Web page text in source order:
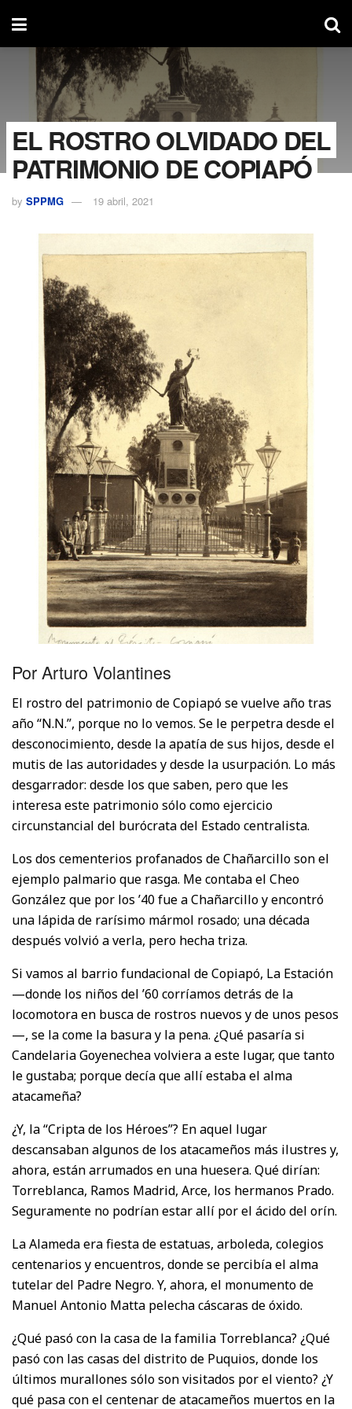
EL ROSTRO OLVIDADO DEL
PATRIMONIO DE COPIAPÓ
by SPPMG 19 abril, 2021
Por Arturo Volantines
El rostro del patrimonio de Copiapó se vuelve año tras
año “N.N.”, porque no lo vemos. Se le perpetra desde el
desconocimiento, desde la apatía de sus hijos, desde el
mutis de las autoridades y desde la usurpación. Lo más
desgarrador: desde los que saben, pero que les
interesa este patrimonio sólo como ejercicio
circunstancial del burócrata del Estado centralista.
Los dos cementerios profanados de Chañarcillo son el
ejemplo palmario que rasga. Me contaba el Cheo
González que por los ’40 fue a Chañarcillo y encontró
una lápida de rarísimo mármol rosado; una década
después volvió a verla, pero hecha triza.
Si vamos al barrio fundacional de Copiapó, La Estación
—donde los niños del ’60 corríamos detrás de la
locomotora en busca de rostros nuevos y de unos pesos
—, se la come la basura y la pena. ¿Qué pasaría si
Candelaria Goyenechea volviera a este lugar, que tanto
le gustaba; porque decía que allí estaba el alma
atacameña?
¿Y, la “Cripta de los Héroes”? En aquel lugar
descansaban algunos de los atacameños más ilustres y,
ahora, están arrumados en una huesera. Qué dirían:
Torreblanca, Ramos Madrid, Arce, los hermanos Prado.
Seguramente no podrían estar allí por el ácido del orín.
La Alameda era fiesta de estatuas, arboleda, colegios
centenarios y encuentros, donde se percibía el alma
tutelar del Padre Negro. Y, ahora, el monumento de
Manuel Antonio Matta pelecha cáscaras de óxido.
¿Qué pasó con la casa de la familia Torreblanca? ¿Qué
pasó con las casas del distrito de Puquios, donde los
últimos murallones sólo son visitados por el viento? ¿Y
qué pasa con el centenar de atacameños muertos en la